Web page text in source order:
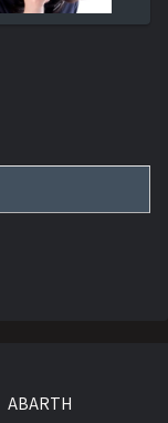
ABARTH